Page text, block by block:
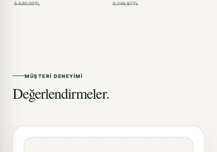
5.530,00TL 3.249,87TL
MÜŞTERI DENEYIMI
Değerlendirmeler.